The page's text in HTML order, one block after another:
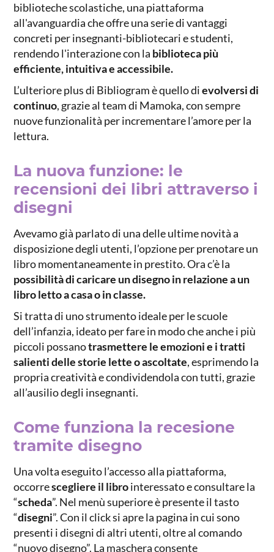
biblioteche scolastiche, una piattaforma
all'avanguardia che offre una serie di vantaggi
concreti per insegnanti-bibliotecari e studenti,
rendendo l'interazione con la biblioteca più
efficiente, intuitiva e accessibile.
L’ulteriore plus di Bibliogram è quello dievolversi di
continuo, grazie al team di Mamoka, con sempre
nuove funzionalità per incrementare l’amore per la
lettura.
La nuova funzione: le
recensioni dei libri attraverso i
disegni
Avevamo già parlato di una delle ultime novità a
disposizione degli utenti, l’opzione per prenotare un
libro momentaneamente in prestito. Ora c’è la
possibilità di caricare un disegno in relazione a un
libro letto a casa o in classe.
Si tratta di uno strumento ideale per le scuole
dell’infanzia, ideato per fare in modo che anche i più
piccoli possanotrasmettere le emozioni e i tratti
salienti delle storie lette o ascoltate, esprimendo la
propria creatività e condividendola con tutti, grazie
all’ausilio degli insegnanti.
Come funziona la recesione
tramite disegno
Una volta eseguito l’accesso alla piattaforma,
occorrescegliere il librointeressato e consultare la
“scheda”. Nel menù superiore è presente il tasto
“disegni”. Con il click si apre la pagina in cui sono
presenti i disegni di altri utenti, oltre al comando
“nuovo disegno”. La maschera consente